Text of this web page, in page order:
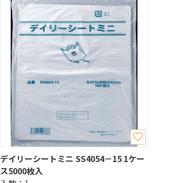
デイリーシートミニ SS4054－15 1ケー
ス5000枚入